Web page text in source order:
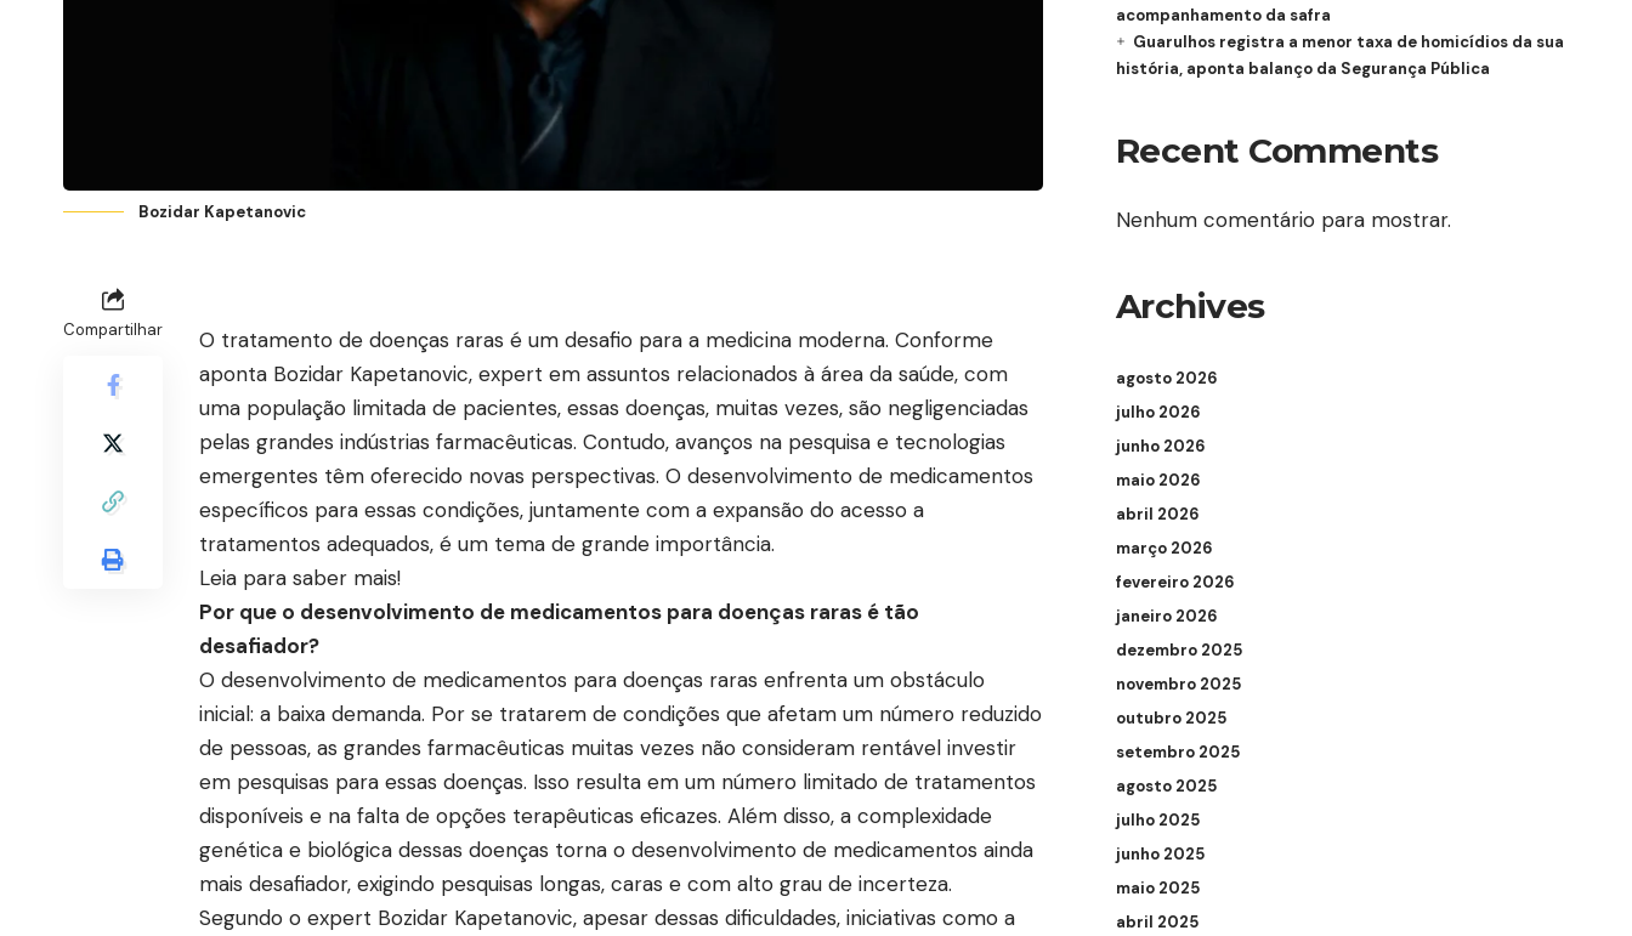
Bozidar Kapetanovic
Compartilhar
O tratamento de doenças raras é um desafio para a medicina moderna. Conforme
aponta Bozidar Kapetanovic, expert em assuntos relacionados à área da saúde, com
uma população limitada de pacientes, essas doenças, muitas vezes, são negligenciadas
pelas grandes indústrias farmacêuticas. Contudo, avanços na pesquisa e tecnologias
emergentes têm oferecido novas perspectivas. O desenvolvimento de medicamentos
específicos para essas condições, juntamente com a expansão do acesso a
tratamentos adequados, é um tema de grande importância.
Leia para saber mais!
Por que o desenvolvimento de medicamentos para doenças raras é tão
desafiador?
O desenvolvimento de medicamentos para doenças raras enfrenta um obstáculo
inicial: a baixa demanda. Por se tratarem de condições que afetam um número reduzido
de pessoas, as grandes farmacêuticas muitas vezes não consideram rentável investir
em pesquisas para essas doenças. Isso resulta em um número limitado de tratamentos
disponíveis e na falta de opções terapêuticas eficazes. Além disso, a complexidade
genética e biológica dessas doenças torna o desenvolvimento de medicamentos ainda
mais desafiador, exigindo pesquisas longas, caras e com alto grau de incerteza.
Segundo o expert Bozidar Kapetanovic, apesar dessas dificuldades, iniciativas como a
acompanhamento da safra
Guarulhos registra a menor taxa de homicídios da sua
história, aponta balanço da Segurança Pública
Recent Comments
Nenhum comentário para mostrar.
Archives
agosto 2026
julho 2026
junho 2026
maio 2026
abril 2026
março 2026
fevereiro 2026
janeiro 2026
dezembro 2025
novembro 2025
outubro 2025
setembro 2025
agosto 2025
julho 2025
junho 2025
maio 2025
abril 2025